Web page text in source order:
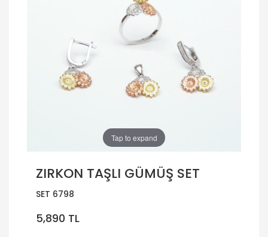
Tap to expand
ZIRKON TAŞLI GÜMÜŞ SET
SET 6798
5,890 TL